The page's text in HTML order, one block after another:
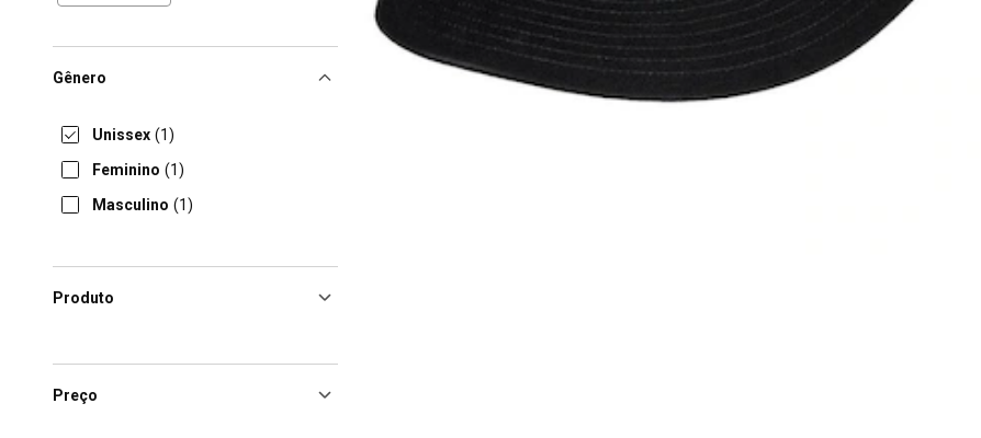
Gênero
Unissex (1)
Feminino (1)
Masculino (1)
Produto
Preço